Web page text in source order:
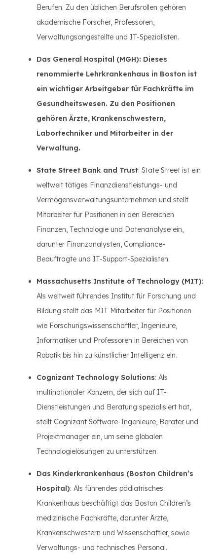
Berufen. Zu den üblichen Berufsrollen gehören
akademische Forscher, Professoren,
Verwaltungsangestellte und IT-Spezialisten.
Das General Hospital (MGH): Dieses
renommierte Lehrkrankenhaus in Boston ist
ein wichtiger Arbeitgeber für Fachkräfte im
Gesundheitswesen. Zu den Positionen
gehören Ärzte, Krankenschwestern,
Labortechniker und Mitarbeiter in der
Verwaltung.
State Street Bank and Trust: State Street ist ein
weltweit tätiges Finanzdienstleistungs- und
Vermögensverwaltungsunternehmen und stellt
Mitarbeiter für Positionen in den Bereichen
Finanzen, Technologie und Datenanalyse ein,
darunter Finanzanalysten, Compliance-
Beauftragte und IT-Support-Spezialisten.
Massachusetts Institute of Technology (MIT):
Als weltweit führendes Institut für Forschung und
Bildung stellt das MIT Mitarbeiter für Positionen
wie Forschungswissenschaftler, Ingenieure,
Informatiker und Professoren in Bereichen von
Robotik bis hin zu künstlicher Intelligenz ein.
Cognizant Technology Solutions: Als
multinationaler Konzern, der sich auf IT-
Dienstleistungen und Beratung spezialisiert hat,
stellt Cognizant Software-Ingenieure, Berater und
Projektmanager ein, um seine globalen
Technologielösungen zu unterstützen.
Das Kinderkrankenhaus (Boston Children’s
Hospital): Als führendes pädiatrisches
Krankenhaus beschäftigt das Boston Children’s
medizinische Fachkräfte, darunter Ärzte,
Krankenschwestern und Wissenschaftler, sowie
Verwaltungs- und technisches Personal.